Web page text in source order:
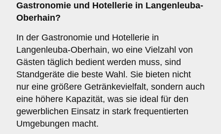
Gastronomie und Hotellerie in Langenleuba-
Oberhain?
In der Gastronomie und Hotellerie in
Langenleuba-Oberhain, wo eine Vielzahl von
Gästen täglich bedient werden muss, sind
Standgeräte die beste Wahl. Sie bieten nicht
nur eine größere Getränkevielfalt, sondern auch
eine höhere Kapazität, was sie ideal für den
gewerblichen Einsatz in stark frequentierten
Umgebungen macht.